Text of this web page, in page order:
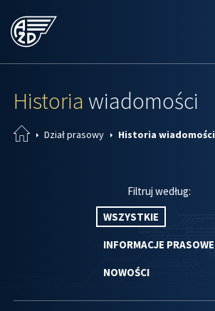
Historia wiadomości
Dział prasowy Historia wiadomości
Filtruj według:
WSZYSTKIE
INFORMACJE PRASOWE
NOWOŚCI